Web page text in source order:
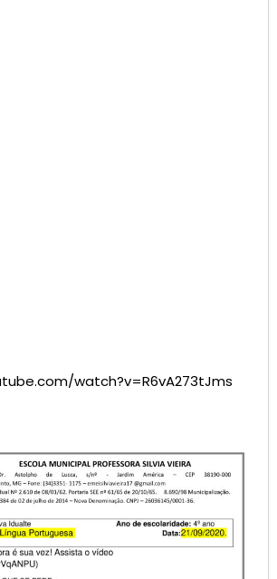
watch?v=R6vA273tJms